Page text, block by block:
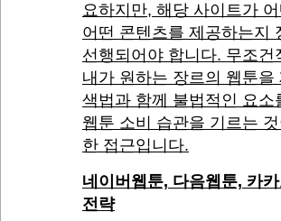
요하지만, 해당 사이트가
어떤 콘텐츠를 제공하는지
선행되어야 합니다. 무조
내가 원하는 장르의 웹툰
색법과 함께 불법적인 요
웹툰 소비 습관을 기르는
한 접근입니다.
네이버웹툰, 다음웹툰, 카
전략